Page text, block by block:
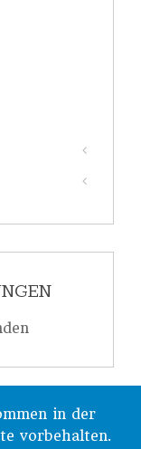
in der
vorbehalten.